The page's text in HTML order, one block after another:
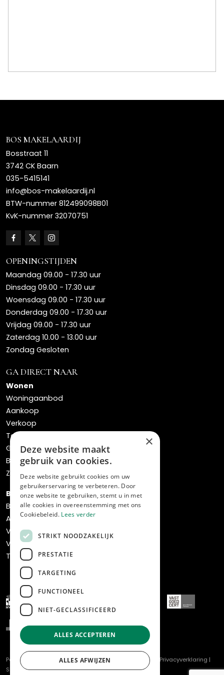
BOS MAKELAARDIJ
Bosstraat 11
3742 CK Baarn
035-5415141
info@bos-makelaardij.nl
BTW-nummer 812499098B01
KvK-nummer 32070751
OPENINGSTIJDEN
Maandag 09.00 - 17.30 uur
Dinsdag 09.00 - 17.30 uur
Woensdag 09.00 - 17.30 uur
Donderdag 09.00 - 17.30 uur
Vrijdag 09.00 - 17.30 uur
Zaterdag 10.00 - 13.00 uur
Zondag Gesloten
GA DIRECT NAAR
Wonen
Woningaanbod
Aankoop
Verkoop
Taxaties
Gratis waardebepaling
Bos verhuisservice
Zoekopdracht
Bedrijven
Bedrijfsaanbod
Aankoop
Verkoop
Verhuur & beheer
Transformatie & ontwikkeling
Powered by Goes & Roos. Alle rechten voorbehouden Privacyverklaring |
Sitemap
×
Deze website maakt
gebruik van cookies.
Deze website gebruikt cookies om uw
gebruikerservaring te verbeteren. Door
onze website te gebruiken, stemt u in met
alle cookies in overeenstemming met ons
Cookiebeleid. Lees verder
STRIKT NOODZAKELIJK
PRESTATIE
TARGETING
FUNCTIONEEL
NIET-GECLASSIFICEERD
ALLES ACCEPTEREN
ALLES AFWIJZEN